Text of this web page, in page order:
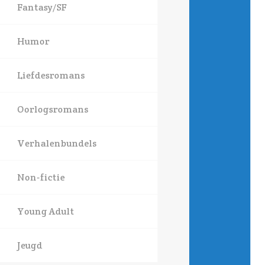
Fantasy/SF
Humor
Liefdesromans
Oorlogsromans
Verhalenbundels
Non-fictie
Young Adult
Jeugd